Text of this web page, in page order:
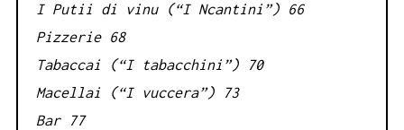
I Putii di vinu (“I Ncantini”) 66
Pizzerie 68
Tabaccai (“I tabacchini”) 70
Macellai (“I vuccera”) 73
Bar 77